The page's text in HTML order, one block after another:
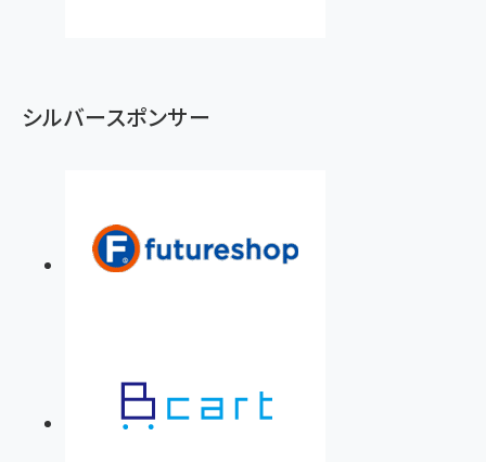
シルバースポンサー